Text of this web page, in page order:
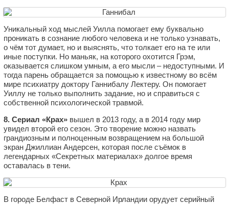
Уникальный ход мыслей Уилла помогает ему буквально
проникать в сознание любого человека и не только узнавать,
о чём тот думает, но и выяснять, что толкает его на те или
иные поступки. Но маньяк, на которого охотится Грэм,
оказывается слишком умным, а его мысли – недоступными. И
тогда парень обращается за помощью к известному во всём
мире психиатру доктору Ганнибалу Лектеру. Он помогает
Уиллу не только выполнить задание, но и справиться с
собственной психологической травмой.
8. Сериал «Крах» вышел в 2013 году, а в 2014 году мир
увидел второй его сезон. Это творение можно назвать
грандиозным и полноценным возвращением на большой
экран Джиллиан Андерсен, которая после съёмок в
легендарных «Секретных материалах» долгое время
оставалась в тени.
В городе Белфаст в Северной Ирландии орудует серийный